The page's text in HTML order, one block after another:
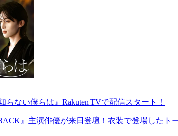
らない僕らは』Rakuten TVで配信スタート！